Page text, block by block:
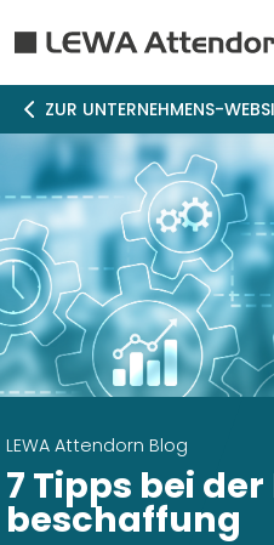
ZUR UNTERNEHMENS-
LEWA Attendorn Blog
7 Tipps bei
beschaffung